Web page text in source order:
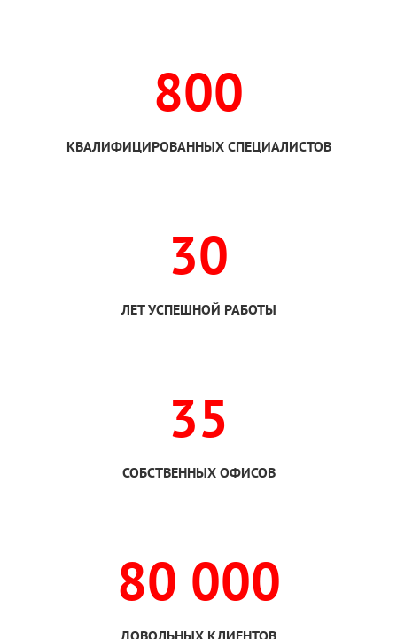
800
КВАЛИФИЦИРОВАННЫХ СПЕЦИАЛИСТОВ
30
ЛЕТ УСПЕШНОЙ РАБОТЫ
35
СОБСТВЕННЫХ ОФИСОВ
80 000
ДОВОЛЬНЫХ КЛИЕНТОВ